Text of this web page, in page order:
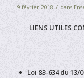
9 février 2018 / dans
LIENS UTILES
Loi 83-634 du